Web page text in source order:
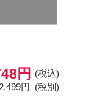
円
(税込)
2,499円 (税別)